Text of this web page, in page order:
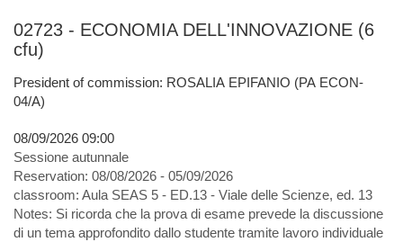
02723 - ECONOMIA DELL'INNOVAZIONE (6
cfu)
President of commission: ROSALIA EPIFANIO (PA ECON-
04/A)
08/09/2026 09:00
Sessione autunnale
Reservation: 08/08/2026 - 05/09/2026
classroom: Aula SEAS 5 - ED.13 - Viale delle Scienze, ed. 13
Notes: Si ricorda che la prova di esame prevede la discussione
di un tema approfondito dallo studente tramite lavoro individuale